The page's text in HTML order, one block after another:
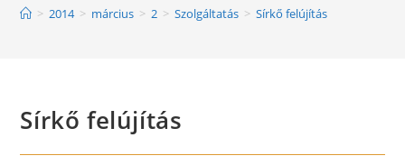
> 2014 > március > 2 > Szolgáltatás > Sírkő felújítás
Sírkő felújítás